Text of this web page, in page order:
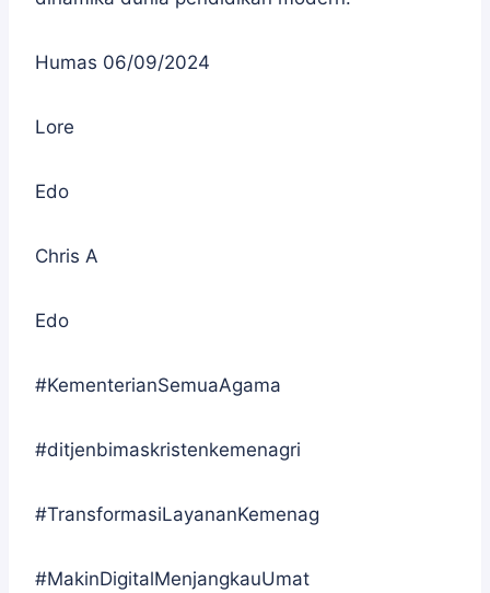
Humas 06/09/2024
Lore
Edo
Chris A
Edo
#KementerianSemuaAgama
#ditjenbimaskristenkemenagri
#TransformasiLayananKemenag
#MakinDigitalMenjangkauUmat